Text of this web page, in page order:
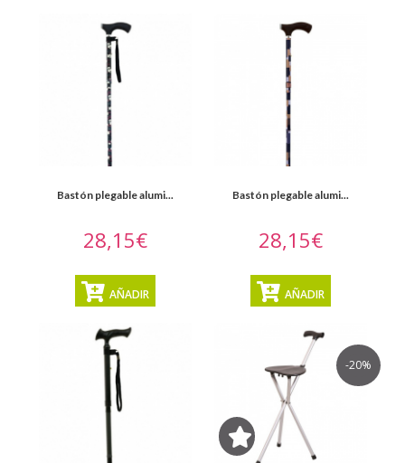
Bastón plegable alumi...
28,15€
AÑADIR
Bastón plegable alumi...
28,15€
AÑADIR
-20%